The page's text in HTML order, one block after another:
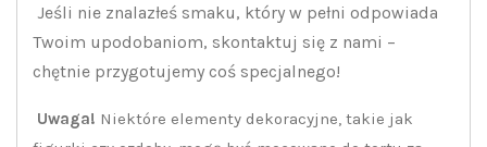
Jeśli nie znalazłeś smaku, który w pełni odpowiada
Twoim upodobaniom, skontaktuj się z nami –
chętnie przygotujemy coś specjalnego!
Uwaga! Niektóre elementy dekoracyjne, takie jak